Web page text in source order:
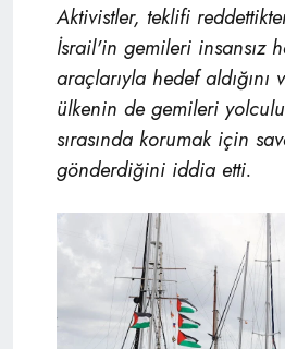
Aktivistler, teklifi
İsrail'in gemileri insansız
araçlarıyla hedef aldığını
ülkenin de gemileri
sırasında korumak için
gönderdiğini iddia etti.